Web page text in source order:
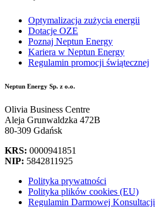
Optymalizacja zużycia energii
Dotacje OZE
Poznaj Neptun Energy
Kariera w Neptun Energy
Regulamin promocji świątecznej
Neptun Energy Sp. z o.o.
Olivia Business Centre
Aleja Grunwaldzka 472B
80-309 Gdańsk
KRS: 0000941851
NIP: 5842811925
Polityka prywatności
Polityka plików cookies (EU)
Regulamin Darmowej Konsultacji